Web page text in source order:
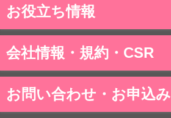
お役立ち情報
会社情報・規約・CSR
お問い合わせ・お申込み